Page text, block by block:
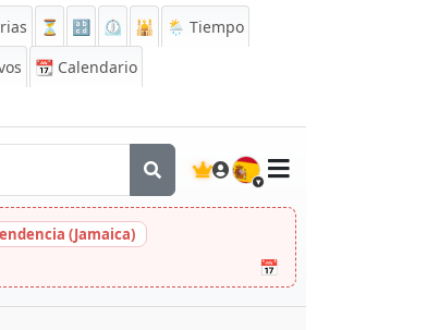
⏳ 🔡 ⏲️ 🕌
🌦️ Tiempo
📆 Calendario
🇪🇸
(Jamaica)
📅